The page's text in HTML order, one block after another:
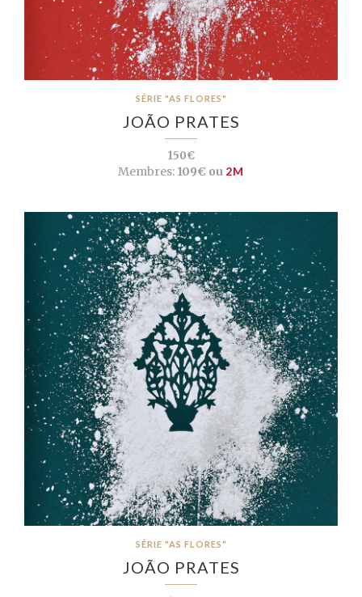
SÉRIE "AS FLORES"
JOÃO PRATES
150€
Membres: 109€ ou 2M
SÉRIE "AS FLORES"
JOÃO PRATES